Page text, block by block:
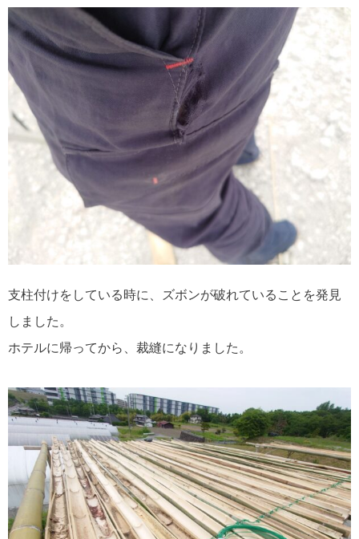
支柱付けをしている時に、ズボンが破れていることを発見
しました。
ホテルに帰ってから、裁縫になりました。